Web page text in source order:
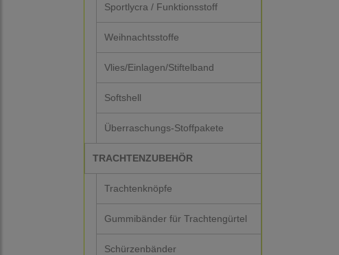
Sportlycra / Funktionsstoff
Weihnachtsstoffe
Vlies/Einlagen/Stiftelband
Softshell
Überraschungs-Stoffpakete
TRACHTENZUBEHÖR
Trachtenknöpfe
Gummibänder für Trachtengürtel
Schürzenbänder